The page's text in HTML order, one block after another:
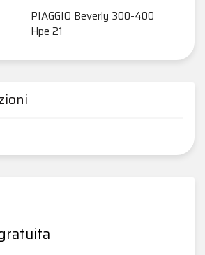
PIAGGIO Beverly 300-400
Hpe 21